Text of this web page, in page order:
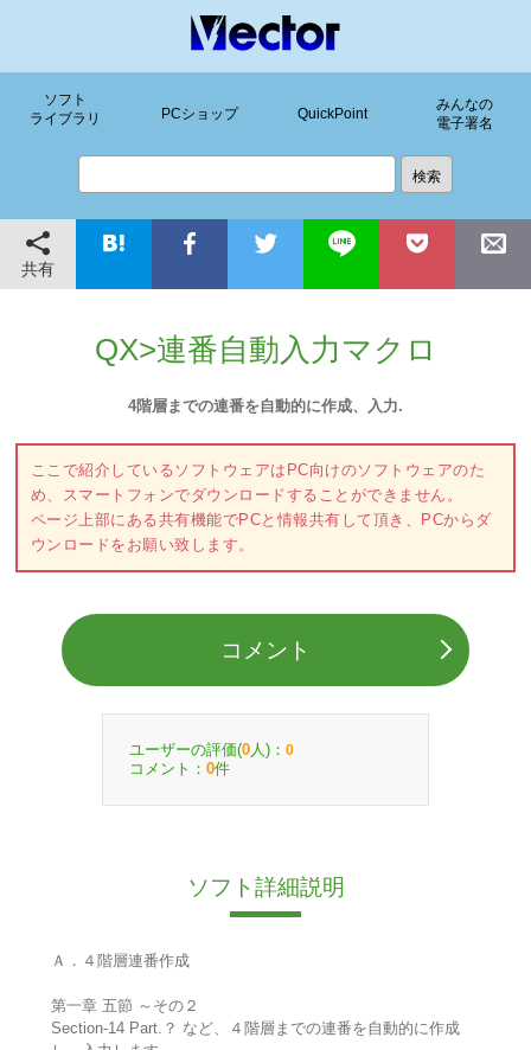
ソフト
ライブラリ
PCショップ QuickPoint
みんなの
電子署名
共有
QX>連番自動入力マクロ
4階層までの連番を自動的に作成、入力.
ここで紹介しているソフトウェアはPC向けのソフトウェアのた
め、スマートフォンでダウンロードすることができません。
ページ上部にある共有機能でPCと情報共有して頂き、PCからダ
ウンロードをお願い致します。
コメント
ユーザーの評価(0 人)： 0
コメント： 0件
ソフト詳細説明
Ａ．４階層連番作成
第一章 五節 ～その２
Section-14 Part.？ など、４階層までの連番を自動的に作成